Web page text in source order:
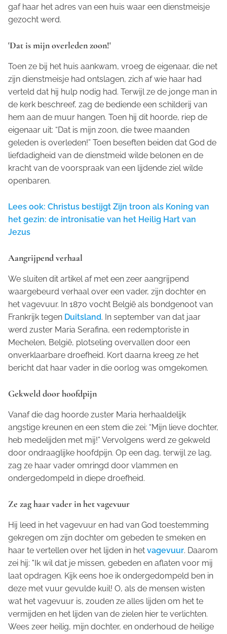
gaf haar het adres van een huis waar een dienstmeisje
gezocht werd.
'Dat is mijn overleden zoon!'
Toen ze bij het huis aankwam, vroeg de eigenaar, die net
zijn dienstmeisje had ontslagen, zich af wie haar had
verteld dat hij hulp nodig had. Terwijl ze de jonge man in
de kerk beschreef, zag de bediende een schilderij van
hem aan de muur hangen. Toen hij dit hoorde, riep de
eigenaar uit: “Dat is mijn zoon, die twee maanden
geleden is overleden!” Toen beseften beiden dat God de
liefdadigheid van de dienstmeid wilde belonen en de
kracht van de voorspraak van een lijdende ziel wilde
openbaren.
Lees ook: Christus bestijgt Zijn troon als Koning van
het gezin: de intronisatie van het Heilig Hart van
Jezus
Aangrijpend verhaal
We sluiten dit artikel af met een zeer aangrijpend
waargebeurd verhaal over een vader, zijn dochter en
het vagevuur. In 1870 vocht België als bondgenoot van
Frankrijk tegen Duitsland. In september van dat jaar
werd zuster Maria Serafina, een redemptoriste in
Mechelen, België, plotseling overvallen door een
onverklaarbare droefheid. Kort daarna kreeg ze het
bericht dat haar vader in die oorlog was omgekomen.
Gekweld door hoofdpijn
Vanaf die dag hoorde zuster Maria herhaaldelijk
angstige kreunen en een stem die zei: “Mijn lieve dochter,
heb medelijden met mij!” Vervolgens werd ze gekweld
door ondraaglijke hoofdpijn. Op een dag, terwijl ze lag,
zag ze haar vader omringd door vlammen en
ondergedompeld in diepe droefheid.
Ze zag haar vader in het vagevuur
Hij leed in het vagevuur en had van God toestemming
gekregen om zijn dochter om gebeden te smeken en
haar te vertellen over het lijden in het vagevuur. Daarom
zei hij: "Ik wil dat je missen, gebeden en aflaten voor mij
laat opdragen. Kijk eens hoe ik ondergedompeld ben in
deze met vuur gevulde kuil! O, als de mensen wisten
wat het vagevuur is, zouden ze alles lijden om het te
vermijden en het lijden van de zielen hier te verlichten.
Wees zeer heilig, mijn dochter, en onderhoud de heilige